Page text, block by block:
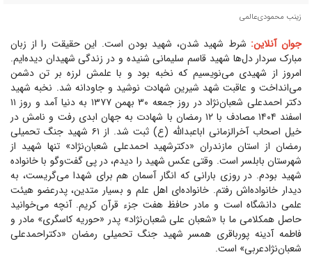
زینب محمودی‌عالمی
جوان آنلاین: شرط شهید شدن، شهید بودن است. این حقیقت را از زبان
مبارک سردار دل‌ها شهید قاسم سلیمانی شنیده و در زندگی شهیدان دیده‌ایم.
امروز از شهیدی می‌نویسیم که نخبه بود و با علمش لرزه بر تن دشمن
می‌انداخت و عاقبت شهد شیرین شهادت نوشید و جاودانه شد. نخبه شهید
دکتر احمدعلی شعبان‌نژاد در روز جمعه ۳۰ بهمن ۱۳۷۷ به دنیا آمد و روز ۱۱
اسفند ۱۴۰۴ مصادف با ۱۲ رمضان با شهادت به جهان ابدی رفت و نامش در
خیل اصحاب آخرالزمانی اباعبدالله (ع) ثبت شد. از ۶۱ شهید جنگ تحمیلی
رمضان از استان مازندران «دکترشهید احمدعلی شعبان‌نژاد» تنها شهید از
شهرستان بابلسر است. وقتی عکس شهید را دیدم، در پی گفت‌و‌گو با خانواده
شهید بودم. در روزی بارانی که انگار آسمان هم برای شهدا می‌گریست، به
دیدار خانواده‌اش رفتم. خانواده‌ای اهل علم و بسیار متدین، پدرعضو هیئت
علمی دانشگاه است و مادر حافظ هفت جزء قرآن کریم. آنچه می‌خوانید
حاصل همکلامی ما با «شعبان علی شعبان‌نژاد» پدر «حوریه کاسگری» مادر و
فاطمه آدینه پورباقری همسر شهید جنگ تحمیلی رمضان «دکتراحمد‌علی
شعبان‌نژادعربی» است.